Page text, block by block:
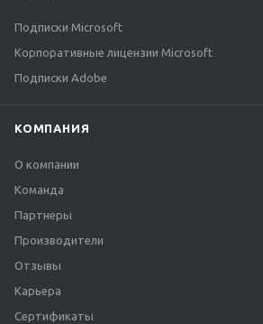
Подписки Microsoft
Корпоративные лицензии Microsoft
Подписки Adobe
КОМПАНИЯ
О компании
Команда
Партнеры
Производители
Отзывы
Карьера
Сертификаты